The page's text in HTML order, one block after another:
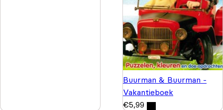
Buurman & Buurman -
Vakantieboek
€5,99